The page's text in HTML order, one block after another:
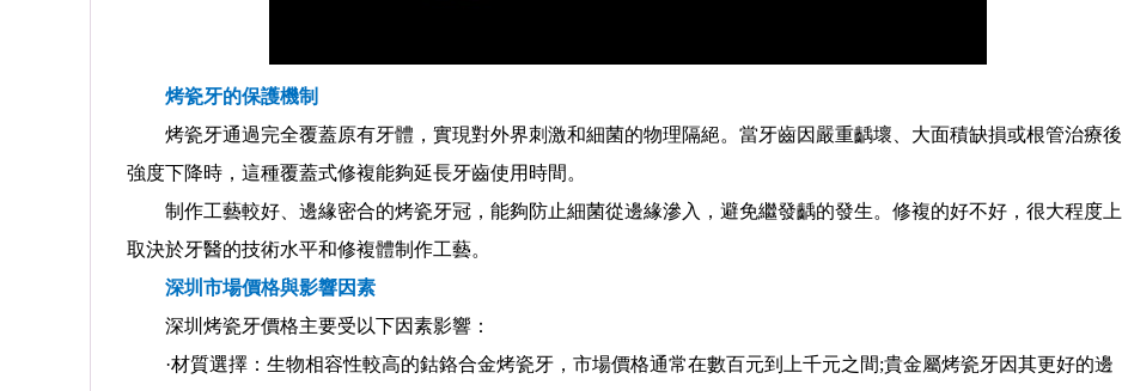
烤瓷牙的保護機制
烤瓷牙通過完全覆蓋原有牙體，實現對外界刺激和細菌的物理隔絕。當牙齒因嚴重齲壞、大面積缺損或根管治療後
強度下降時，這種覆蓋式修複能夠延長牙齒使用時間。
制作工藝較好、邊緣密合的烤瓷牙冠，能夠防止細菌從邊緣滲入，避免繼發齲的發生。修複的好不好，很大程度上
取決於牙醫的技術水平和修複體制作工藝。
深圳市場價格與影響因素
深圳烤瓷牙價格主要受以下因素影響：
·材質選擇：生物相容性較高的鈷鉻合金烤瓷牙，市場價格通常在數百元到上千元之間;貴金屬烤瓷牙因其更好的邊
預約 預約 預約